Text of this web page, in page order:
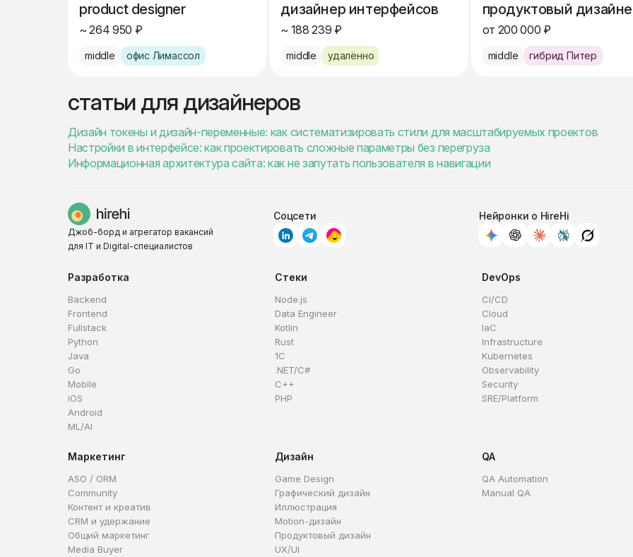
product designer
~ 264 950 ₽
middle офис Лимассол
дизайнер интерфейсов
~ 188 239 ₽
middle удалённо
продуктовый
от 200 000 ₽
middle гибрид Питер
статьи для дизайнеров
Дизайн токены и дизайн-переменные: как систематизировать стили для масштабируемых проектов
Настройки в интерфейсе: как проектировать сложные параметры без перегруза
Информационная архитектура сайта: как не запутать пользователя в навигации
Джоб-борд и агрегатор вакансий
для IT и Digital-специалистов
Соцсети Нейронки о HireHi
Разработка
Backend
Frontend
Fullstack
Python
Java
Go
Mobile
iOS
Android
ML/AI
Стеки
Node.js
Data Engineer
Kotlin
Rust
1C
.NET/C#
C++
PHP
DevOps
CI/CD
Cloud
IaC
Infrastructure
Kubernetes
Observability
Security
SRE/Platform
Маркетинг
ASO / ORM
Community
Контент и креатив
CRM и удержание
Общий маркетинг
Media Buyer
Дизайн
Game Design
Графический дизайн
Иллюстрация
Motion-дизайн
Продуктовый дизайн
UX/UI
QA
QA Automation
Manual QA